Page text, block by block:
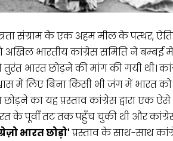
संग्राम के एक अहम मील के पत्थर,
अखिल भारतीय कांग्रेस समिति ने बम्बई
भारत छोड़ने की मांग की गयी थी।
में लिए बिना किसी भी जंग में
छोड़ने का यह प्रस्ताव कांग्रेस द्वारा
के पूर्वी तट तक पहुँच चुकी थी और
भारत छोड़ो'प्रस्ताव के साथ-साथ